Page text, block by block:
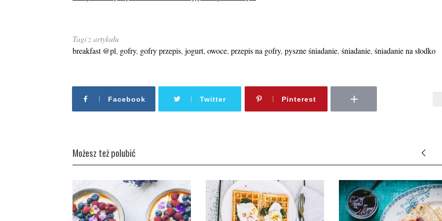
Tagi z artykułu
breakfast @pl, gofry, gofry przepis, jogurt, owoce, przepis na gofry, pyszne śniadanie, śniadanie, śniadanie na słodko
Facebook Twitter Pinterest
Możesz też polubić